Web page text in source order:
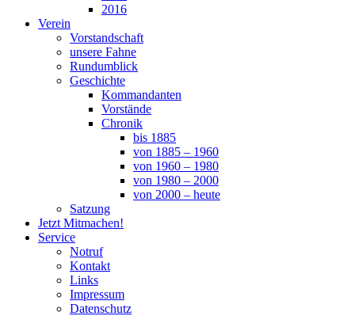
2016
Verein
Vorstandschaft
unsere Fahne
Rundumblick
Geschichte
Kommandanten
Vorstände
Chronik
bis 1885
von 1885 – 1960
von 1960 – 1980
von 1980 – 2000
von 2000 – heute
Satzung
Jetzt Mitmachen!
Service
Notruf
Kontakt
Links
Impressum
Datenschutz